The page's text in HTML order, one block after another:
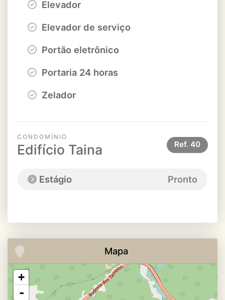
Elevador
Elevador de serviço
Portão eletrônico
Portaria 24 horas
Zelador
CONDOMÍNIO
Edifício Taina Ref. 40
Estágio Pronto
Mapa
+
-